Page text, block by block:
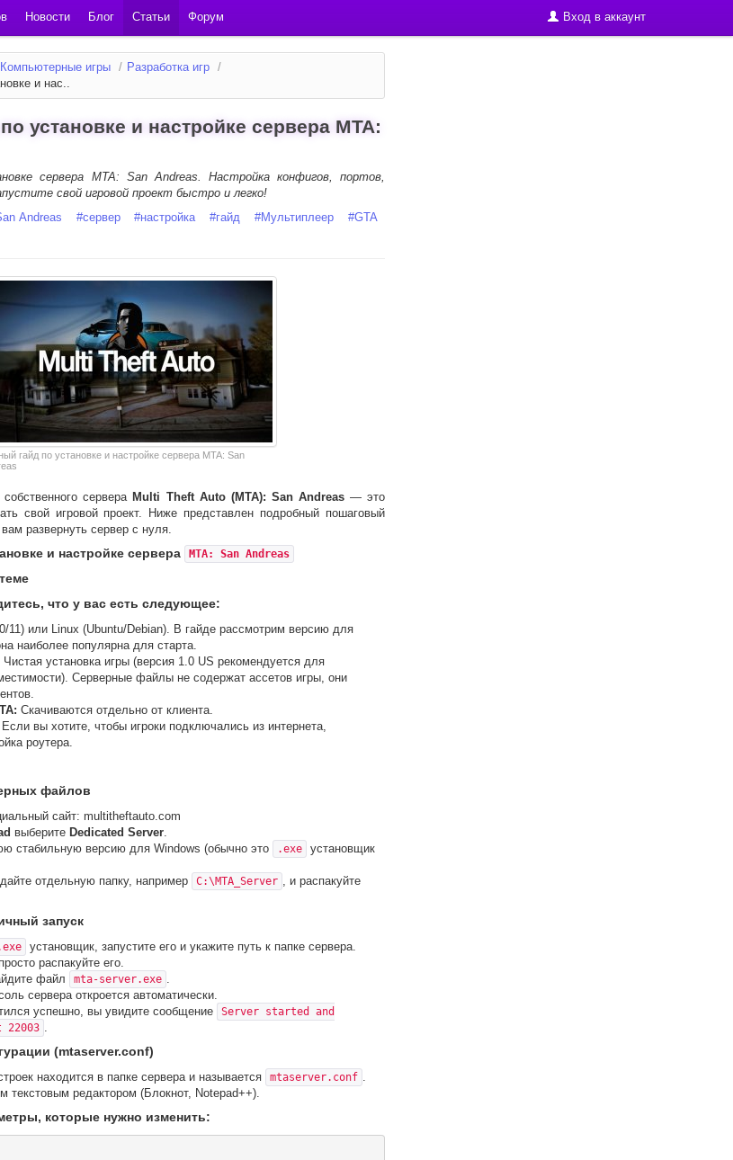
Новости Блог Статьи Форум Вход в аккаунт
Компьютерные игры / Разработка игр /
и нас..
установке и настройке сервера MTA:
сервера MTA: San Andreas. Настройка конфигов, портов,
свой игровой проект быстро и легко!
Andreas #сервер #настройка #гайд #Мультиплеер #GTA
гайд по установке и настройке сервера MTA: San
сервера Multi Theft Auto (MTA): San Andreas— это
свой игровой проект. Ниже представлен подробный пошаговый
развернуть сервер с нуля.
и настройке сервера MTA: San Andreas
что у вас есть следующее:
11) или Linux (Ubuntu/Debian). В гайде рассмотрим версию для
наиболее популярна для старта.
Чистая установка игры (версия 1.0 US рекомендуется для
Серверные файлы не содержат ассетов игры, они
Скачиваются отдельно от клиента.
Если вы хотите, чтобы игроки подключались из интернета,
роутера.
файлов
сайт: multitheftauto.com
выберите Dedicated Server.
стабильную версию для Windows (обычно это
.exe
установщик
отдельную папку, например C:\MTA_Server , и распакуйте
запуск
установщик, запустите его и укажите путь к папке сервера.
распакуйте его.
файл
mta-server.exe .
сервера откроется автоматически.
успешно, вы увидите сообщение
Server started and
.
(mtaserver.conf)
находится в папке сервера и называется mtaserver.conf .
текстовым редактором (Блокнот, Notepad++).
которые нужно изменить: